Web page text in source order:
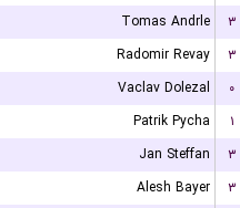
Tomas Andrle
۳
Radomir Revay
۳
Vaclav Dolezal
۰
Patrik Pycha
۱
Jan Steffan
۳
Alesh Bayer
۳